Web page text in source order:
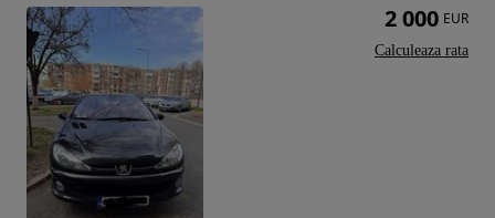
2 000 EUR
Calculeaza rata